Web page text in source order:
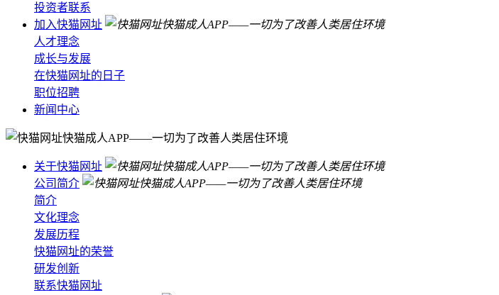
投资者联系
加入快猫网址
人才理念
成长与发展
在快猫网址的日子
职位招聘
新闻中心
关于快猫网址
公司简介
简介
文化理念
发展历程
快猫网址的荣誉
研发创新
联系快猫网址